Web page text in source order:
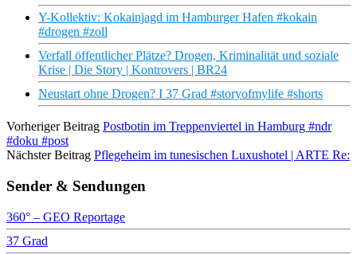
Y-Kollektiv: Kokainjagd im Hamburger Hafen #kokain
#drogen #zoll
Verfall öffentlicher Plätze? Drogen, Kriminalität und soziale
Krise | Die Story | Kontrovers | BR24
Neustart ohne Drogen? I 37 Grad #storyofmylife #shorts
Vorheriger Beitrag Postbotin im Treppenviertel in Hamburg #ndr
#doku #post
Nächster Beitrag Pflegeheim im tunesischen Luxushotel | ARTE Re:
Sender & Sendungen
360° – GEO Reportage
37 Grad